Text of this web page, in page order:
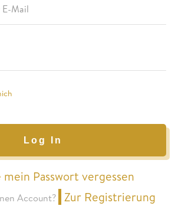
Log In
mein Passwort vergessen
Account? Zur Registrierung